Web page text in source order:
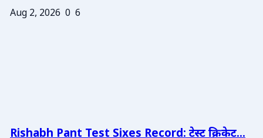
Aug 2, 2026 0 6
Rishabh Pant Test Sixes Record: टेस्ट क्रिकेट...